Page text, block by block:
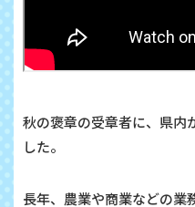
秋の褒章の受章者に、県内
した。
長年、農業や商業などの業